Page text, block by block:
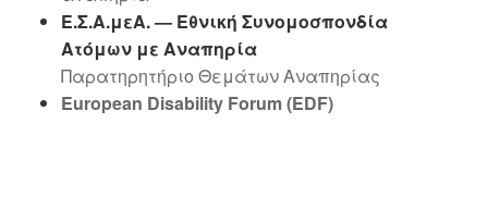
Ε.Σ.Α.μεΑ. — Εθνική Συνομοσπονδία
Ατόμων με Αναπηρία
Παρατηρητήριο Θεμάτων Αναπηρίας
European Disability Forum (EDF)